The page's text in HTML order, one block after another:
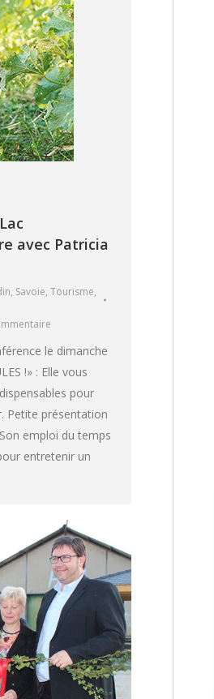
avec Patricia
, Savoie, Tourisme,
le dimanche
!» : Elle vous
pour
Petite présentation
emploi du temps
entretenir un